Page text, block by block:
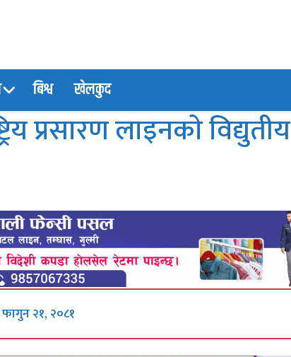
बिश्व खेलकुद
प्रसारण लाइनकाे विद्युतीय
२१, २०८१